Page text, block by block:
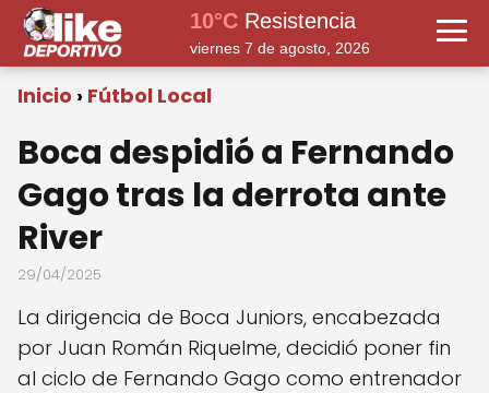
10°CResistencia
viernes 7 de agosto, 2026
Inicio Fútbol Local
Boca despidió a Fernando
Gago tras la derrota ante
River
29/04/2025
La dirigencia de Boca Juniors, encabezada
por Juan Román Riquelme, decidió poner fin
al ciclo de Fernando Gago como entrenador